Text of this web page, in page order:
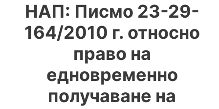
НАП: Писмо 23-29-
164/2010 г. относно
право на
едновременно
получаване на